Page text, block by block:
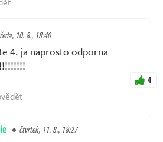
10. 8., 18:40
4. ja naprosto odporna
4
čtvrtek, 11. 8., 18:27